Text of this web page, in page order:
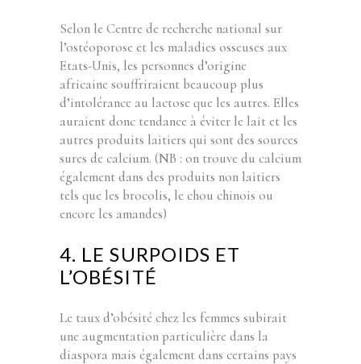
Selon le Centre de recherche national sur
l’ostéoporose et les maladies osseuses aux
Etats-Unis, les personnes d’origine
africaine souffriraient beaucoup plus
d’intolérance au lactose que les autres. Elles
auraient donc tendance à éviter le lait et les
autres produits laitiers qui sont des sources
sures de calcium. (NB : on trouve du calcium
également dans des produits non laitiers
tels que les brocolis, le chou chinois ou
encore les amandes)
4. LE SURPOIDS ET
L’OBÉSITÉ
Le taux d’obésité chez les femmes subirait
une augmentation particulière dans la
diaspora mais également dans certains pays